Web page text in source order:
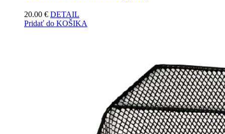
20.00 € DETAIL
Pridať do KOŠIKA